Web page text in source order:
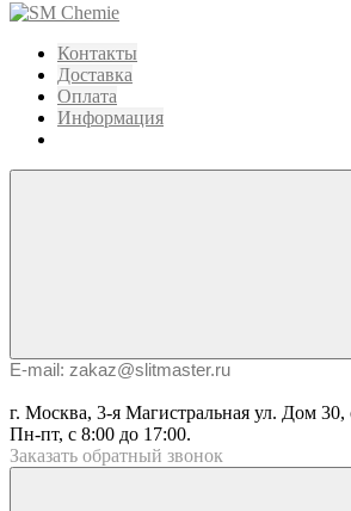
Контакты
Доставка
Оплата
Информация
E-mail: zakaz@slitmaster.ru
г. Москва, 3-я Магистральная ул. Дом 30,
Пн-пт, с 8:00 до 17:00.
Заказать обратный звонок